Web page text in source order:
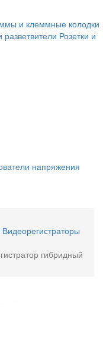
и клеммные колодки
Розетки и
напряжения
Видеорегистраторы
гибридный